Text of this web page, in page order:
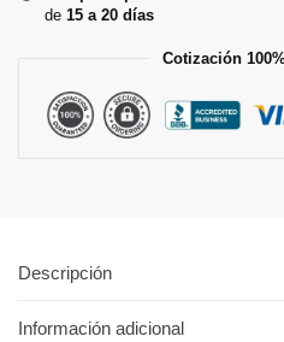
de 15 a 20 días
Cotización
Descripción
Información adicional